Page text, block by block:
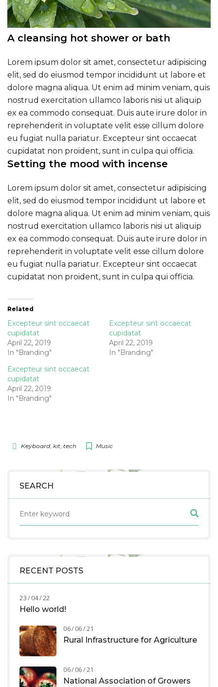
SEARCH
RECENT POSTS
23 / 04 / 22
Hello world!
06 / 06 / 21
Rural Infrastructure for Agriculture
06 / 06 / 21
National Association of Growers
A cleansing hot shower or bath
Lorem ipsum dolor sit amet, consectetur adipisicing
elit, sed do eiusmod tempor incididunt ut labore et
dolore magna aliqua. Ut enim ad minim veniam, quis
nostrud exercitation ullamco laboris nisi ut aliquip
ex ea commodo consequat. Duis aute irure dolor in
reprehenderit in voluptate velit esse cillum dolore
eu fugiat nulla pariatur. Excepteur sint occaecat
cupidatat non proident, sunt in culpa qui officia.
Setting the mood with incense
Lorem ipsum dolor sit amet, consectetur adipisicing
elit, sed do eiusmod tempor incididunt ut labore et
dolore magna aliqua. Ut enim ad minim veniam, quis
nostrud exercitation ullamco laboris nisi ut aliquip
ex ea commodo consequat. Duis aute irure dolor in
reprehenderit in voluptate velit esse cillum dolore
eu fugiat nulla pariatur. Excepteur sint occaecat
cupidatat non proident, sunt in culpa qui officia.
Related
Excepteur sint occaecat
cupidatat
April 22, 2019
In "Branding"
Excepteur sint occaecat
cupidatat
April 22, 2019
In "Branding"
Excepteur sint occaecat
cupidatat
April 22, 2019
In "Branding"
Keyboard, kit, tech Music